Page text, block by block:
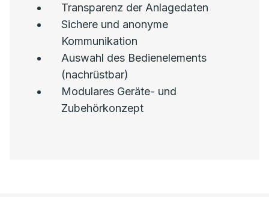
Transparenz der Anlagedaten
Sichere und anonyme
Kommunikation
Auswahl des Bedienelements
(nachrüstbar)
Modulares Geräte- und
Zubehörkonzept